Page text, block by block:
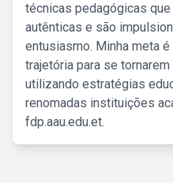
técnicas pedagógicas
autênticas e são
entusiasmo. Minha meta
trajetória para se
utilizando estratégias
renomadas instituições
fdp.aau.edu.et.